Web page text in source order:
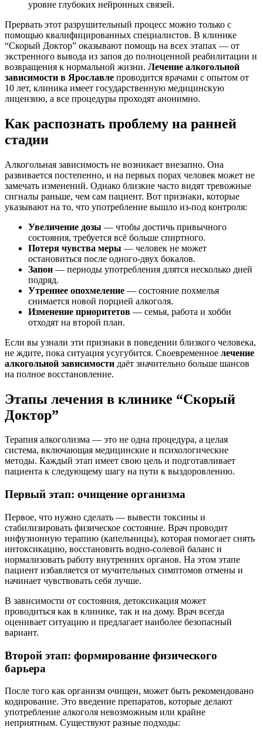
уровне глубоких нейронных связей.
Прервать этот разрушительный процесс можно только с
помощью квалифицированных специалистов. В клинике
“Скорый Доктор” оказывают помощь на всех этапах — от
экстренного вывода из запоя до полноценной реабилитации и
возвращения к нормальной жизни. Лечение алкогольной
зависимости в Ярославле проводится врачами с опытом от
10 лет, клиника имеет государственную медицинскую
лицензию, а все процедуры проходят анонимно.
Как распознать проблему на ранней
стадии
Алкогольная зависимость не возникает внезапно. Она
развивается постепенно, и на первых порах человек может не
замечать изменений. Однако близкие часто видят тревожные
сигналы раньше, чем сам пациент. Вот признаки, которые
указывают на то, что употребление вышло из-под контроля:
Увеличение дозы — чтобы достичь привычного
состояния, требуется всё больше спиртного.
Потеря чувства меры — человек не может
остановиться после одного-двух бокалов.
Запои — периоды употребления длятся несколько дней
подряд.
Утреннее опохмеление — состояние похмелья
снимается новой порцией алкоголя.
Изменение приоритетов — семья, работа и хобби
отходят на второй план.
Если вы узнали эти признаки в поведении близкого человека,
не ждите, пока ситуация усугубится. Своевременное лечение
алкогольной зависимости даёт значительно больше шансов
на полное восстановление.
Этапы лечения в клинике “Скорый
Доктор”
Терапия алкоголизма — это не одна процедура, а целая
система, включающая медицинские и психологические
методы. Каждый этап имеет свою цель и подготавливает
пациента к следующему шагу на пути к выздоровлению.
Первый этап: очищение организма
Первое, что нужно сделать — вывести токсины и
стабилизировать физическое состояние. Врач проводит
инфузионную терапию (капельницы), которая помогает снять
интоксикацию, восстановить водно-солевой баланс и
нормализовать работу внутренних органов. На этом этапе
пациент избавляется от мучительных симптомов отмены и
начинает чувствовать себя лучше.
В зависимости от состояния, детоксикация может
проводиться как в клинике, так и на дому. Врач всегда
оценивает ситуацию и предлагает наиболее безопасный
вариант.
Второй этап: формирование физического
барьера
После того как организм очищен, может быть рекомендовано
кодирование. Это введение препаратов, которые делают
употребление алкоголя невозможным или крайне
неприятным. Существуют разные подходы: